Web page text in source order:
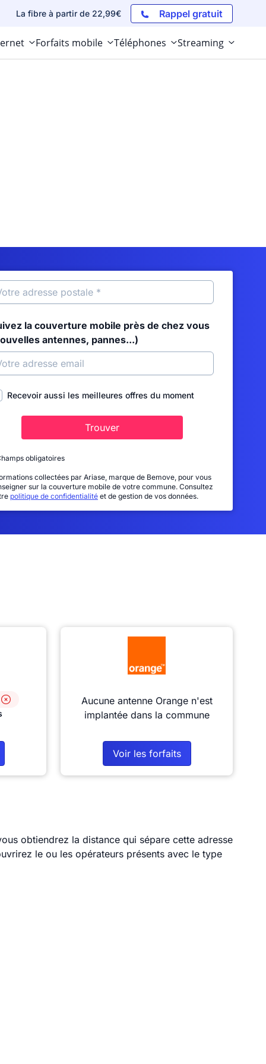
La fibre à partir de 22,99€ Rappel gratuit
Forfaits mobile Téléphones Streaming
la couverture mobile près de chez vous
antennes, pannes...)
Recevoir aussi les meilleures offres du moment
Trouver
obligatoires
collectées par Ariase, marque de Bemove, pour vous
sur la couverture mobile de votre commune. Consultez
politique de confidentialité et de gestion de vos données.
Aucune antenne Orange n'est
implantée dans la commune
Voir les forfaits
obtiendrez la distance qui sépare cette adresse
le ou les opérateurs présents avec le type